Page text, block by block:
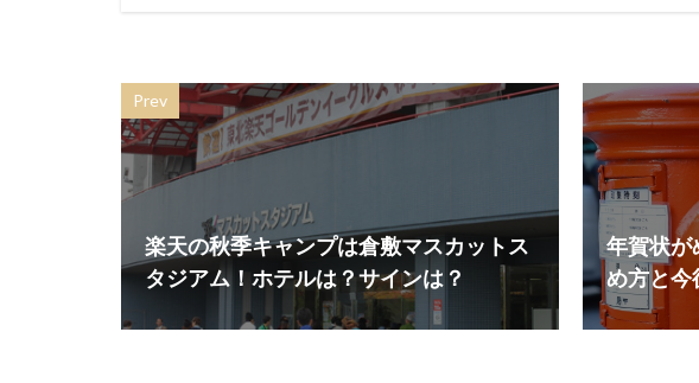
Prev
楽天の秋季キャンプは倉敷マスカットス
タジアム！ホテルは？サインは？
年賀状が
め方と今